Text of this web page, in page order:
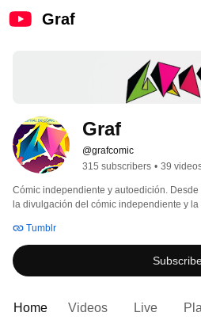
Graf
Graf
@grafcomic
315 subscribers • 39
Cómic independiente y autoedición.
la divulgación del cómic independiente y
nacional e internacional se dan la mano
consolidadas. En este canal encontrarás
ediciones en Madrid y en Barcelona.
marzo en Fabra i Coats
Tumblr
Home Videos Live